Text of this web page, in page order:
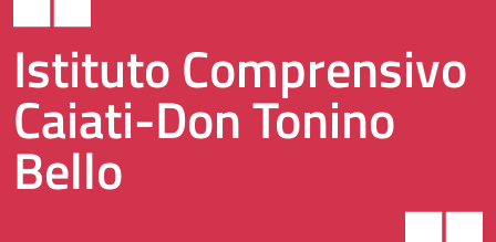
Istituto Comprensivo
Caiati-Don Tonino
Bello